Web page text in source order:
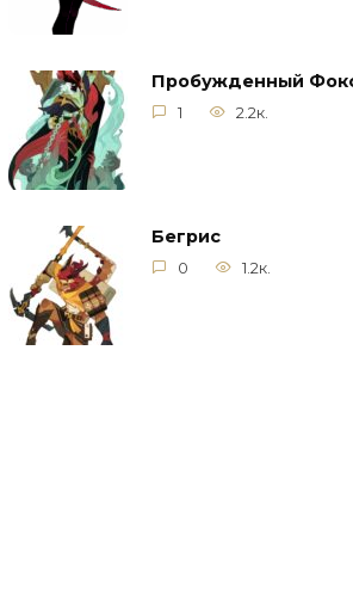
Пробужденный
1 2.2к.
Бегрис
0 1.2к.